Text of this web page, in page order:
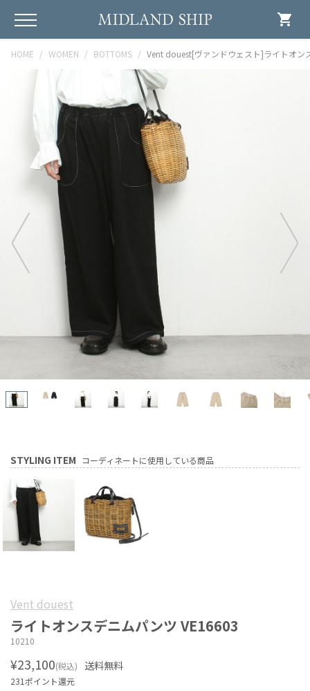
shopping_cart
HOME WOMEN BOTTOMS Vent douest[ヴァンドウェスト]ライトオン
STYLING ITEM コーディネートに使用している商品
Vent douest
ライトオンスデニムパンツ VE16603
10210
¥23,100(税込) 送料無料
231ポイント還元